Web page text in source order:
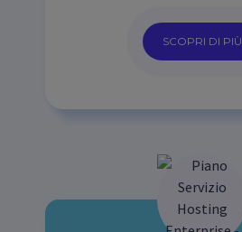
SCOPRI DI PIÙ